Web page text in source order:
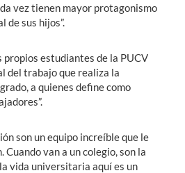
vez tienen mayor protagonismo
de sus hijos”.
propios estudiantes de la PUCV
del trabajo que realiza la
a quienes define como
son un equipo increíble que le
van a un colegio, son la
vida universitaria aquí es un